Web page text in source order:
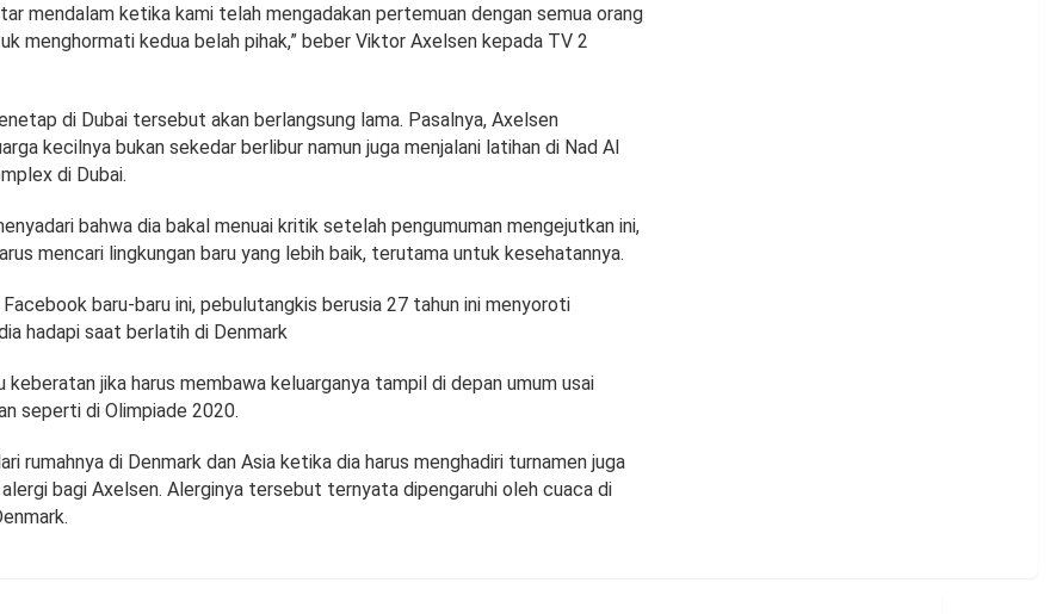
mendalam ketika kami telah mengadakan pertemuan dengan semua orang
menghormati kedua belah pihak,” beber Viktor Axelsen kepada TV 2
di Dubai tersebut akan berlangsung lama. Pasalnya, Axelsen
kecilnya bukan sekedar berlibur namun juga menjalani latihan di Nad Al
di Dubai.
bahwa dia bakal menuai kritik setelah pengumuman mengejutkan ini,
mencari lingkungan baru yang lebih baik, terutama untuk kesehatannya.
baru-baru ini, pebulutangkis berusia 27 tahun ini menyoroti
hadapi saat berlatih di Denmark
keberatan jika harus membawa keluarganya tampil di depan umum usai
seperti di Olimpiade 2020.
rumahnya di Denmark dan Asia ketika dia harus menghadiri turnamen juga
bagi Axelsen. Alerginya tersebut ternyata dipengaruhi oleh cuaca di